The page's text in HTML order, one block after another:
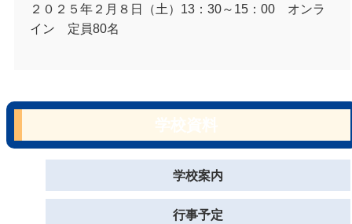
２０２５年２月８日（土）13：30～15：00 オンラ
イン 定員80名
学校案内
行事予定